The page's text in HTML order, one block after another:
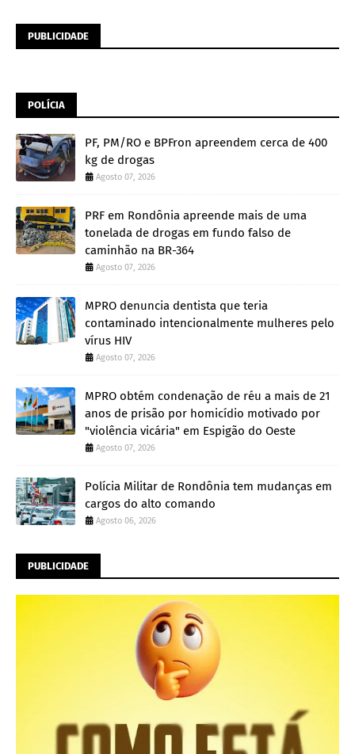
PUBLICIDADE
POLÍCIA
PF, PM/RO e BPFron apreendem cerca de 400
kg de drogas
Agosto 07, 2026
PRF em Rondônia apreende mais de uma
tonelada de drogas em fundo falso de
caminhão na BR-364
Agosto 07, 2026
MPRO denuncia dentista que teria
contaminado intencionalmente mulheres pelo
vírus HIV
Agosto 07, 2026
MPRO obtém condenação de réu a mais de 21
anos de prisão por homicídio motivado por
"violência vicária" em Espigão do Oeste
Agosto 07, 2026
Polícia Militar de Rondônia tem mudanças em
cargos do alto comando
Agosto 06, 2026
PUBLICIDADE